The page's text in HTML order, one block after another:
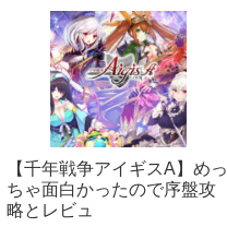
【千年戦争アイギスA】めっ
ちゃ面白かったので序盤攻
略とレビュ